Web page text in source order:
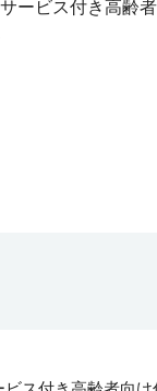
ービス付き高齢